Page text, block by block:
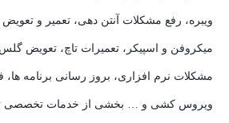
ویبره، رفع مشکلات آنتن دهی، تعمیر و
میکروفن و اسپیکر، تعمیرات تاچ، تعویض
مشکلات نرم افزاری، بروز رسانی برنامه
ویروس کشی و … بخشی از خدمات تخصصی